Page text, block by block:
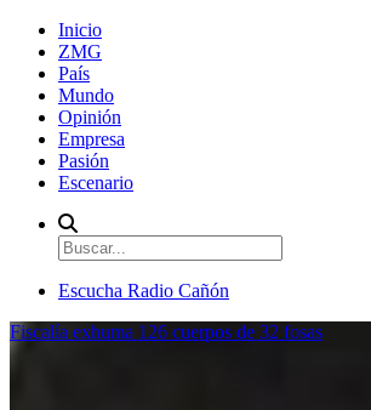
Inicio
ZMG
País
Mundo
Opinión
Empresa
Pasión
Escenario
Escucha Radio Cañón
Fiscalía exhuma 126 cuerpos de 32 fosas